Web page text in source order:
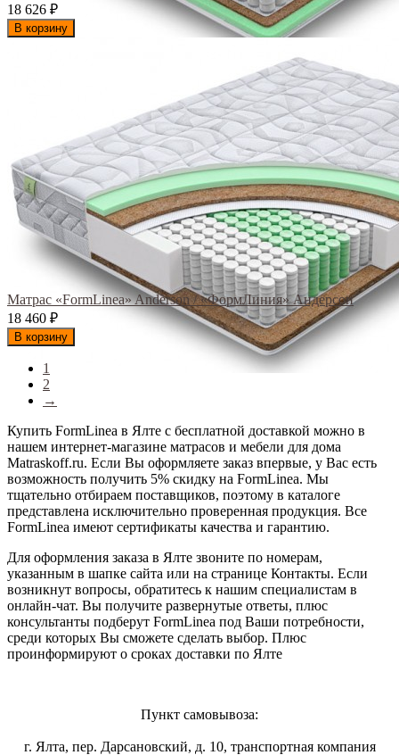
18 626 ₽
В корзину
Матрас «FormLinea» Anderson / «ФормЛиния» Андерсон
18 460 ₽
В корзину
1
2
→
Купить FormLinea в Ялте с бесплатной доставкой можно в
нашем интернет-магазине матрасов и мебели для дома
Matraskoff.ru. Если Вы оформляете заказ впервые, у Вас есть
возможность получить 5% скидку на FormLinea. Мы
тщательно отбираем поставщиков, поэтому в каталоге
представлена исключительно проверенная продукция. Все
FormLinea имеют сертификаты качества и гарантию.
Для оформления заказа в Ялте звоните по номерам,
указанным в шапке сайта или на странице Контакты. Если
возникнут вопросы, обратитесь к нашим специалистам в
онлайн-чат. Вы получите развернутые ответы, плюс
консультанты подберут FormLinea под Ваши потребности,
среди которых Вы сможете сделать выбор. Плюс
проинформируют о сроках доставки по Ялте
Пункт самовывоза:
г. Ялта, пер. Дарсановский, д. 10, транспортная компания